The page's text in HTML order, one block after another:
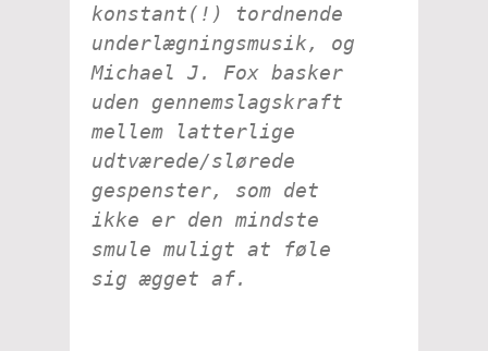
konstant(!) tordnende
underlægningsmusik, og
Michael J. Fox basker
uden gennemslagskraft
mellem latterlige
udtværede/slørede
gespenster, som det
ikke er den mindste
smule muligt at føle
sig ægget af.